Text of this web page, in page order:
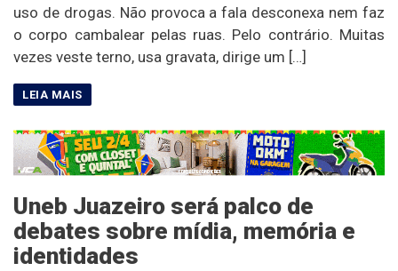
uso de drogas. Não provoca a fala desconexa nem faz
o corpo cambalear pelas ruas. Pelo contrário. Muitas
vezes veste terno, usa gravata, dirige um […]
Uneb Juazeiro será palco de
debates sobre mídia, memória e
identidades